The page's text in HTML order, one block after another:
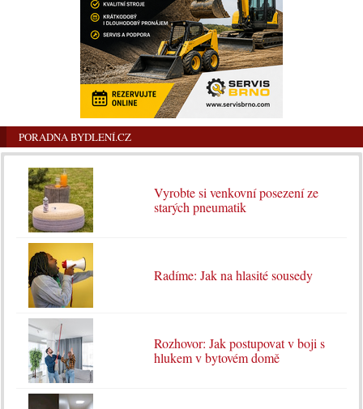
PORADNA BYDLENÍ.CZ
Vyrobte si venkovní posezení ze
starých pneumatik
Radíme: Jak na hlasité sousedy
Rozhovor: Jak postupovat v boji s
hlukem v bytovém domě